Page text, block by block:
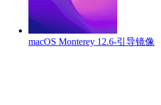
macOS Monterey 12.6-引导镜像